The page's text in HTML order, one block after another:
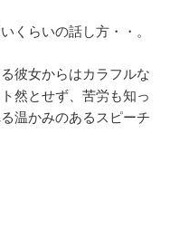
くらいの話し方・・。
彼女からはカラフルな
然とせず、苦労も知っ
温かみのあるスピーチ